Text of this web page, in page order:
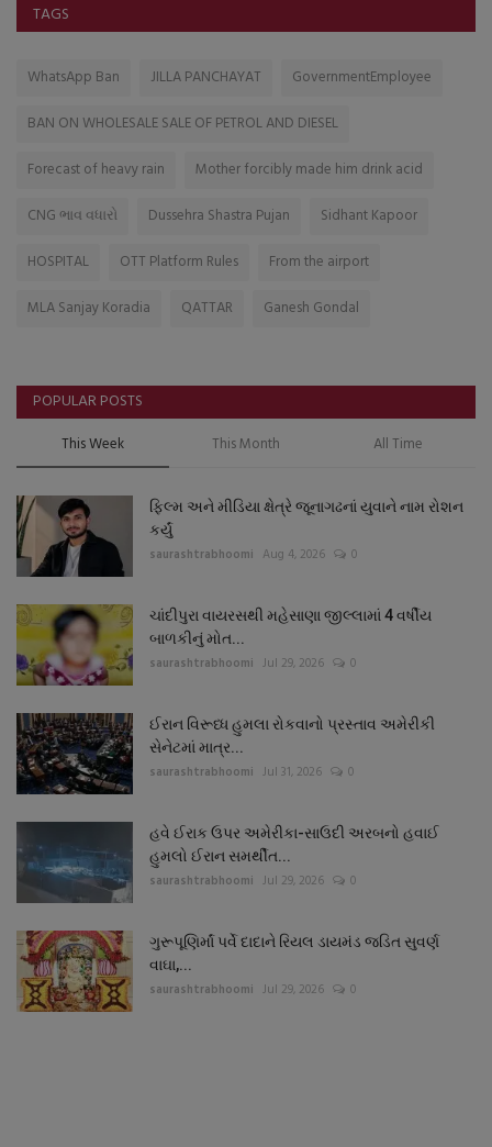
TAGS
WhatsApp Ban JILLA PANCHAYAT
GovernmentEmployee
BAN ON WHOLESALE SALE OF PETROL AND DIESEL
Forecast of heavy rain
Mother forcibly made him drink acid
CNG ભાવ વધારો
Dussehra Shastra Pujan
Sidhant Kapoor
HOSPITAL
OTT Platform Rules
From the airport
MLA Sanjay Koradia
QATTAR Ganesh Gondal
POPULAR POSTS
This Week This Month All Time
ફિલ્મ અને મીડિયા ક્ષેત્રે જૂનાગઢનાં યુવાને નામ રોશન
કર્યું
saurashtrabhoomi Aug 4, 2026 0
ચાંદીપુરા વાયરસથી મહેસાણા જીલ્લામાં 4 વર્ષીય
બાળકીનું મોત...
saurashtrabhoomi Jul 29, 2026 0
ઈરાન વિરૂધ્ધ હુમલા રોકવાનો પ્રસ્તાવ અમેરીકી
સેનેટમાં માત્ર...
saurashtrabhoomi Jul 31, 2026 0
હવે ઈરાક ઉપર અમેરીકા-સાઉદી અરબનો હવાઈ
હુમલો ઈરાન સમર્થીત...
saurashtrabhoomi Jul 29, 2026 0
ગુરૂપૂણિર્માં પર્વે દાદાને રિયલ ડાયમંડ જડિત સુવર્ણ
વાઘા,...
saurashtrabhoomi Jul 29, 2026 0